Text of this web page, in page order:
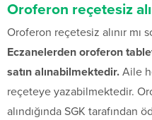
Oroferon reçetesiz
Oroferon reçetesiz alınır mı
Eczanelerden oroferon
satın alınabilmektedir. Aile
reçeteye yazabilmektedir.
alındığında SGK tarafından